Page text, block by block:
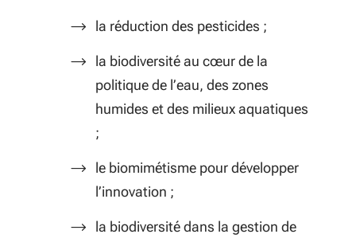
la réduction des pesticides ;
la biodiversité au cœur de la
politique de l’eau, des zones
humides et des milieux aquatiques
;
le biomimétisme pour développer
l’innovation ;
la biodiversité dans la gestion de